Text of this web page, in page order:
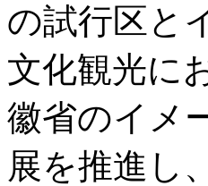
の試行区と
文化観光に
徽省のイメ
展を推進し